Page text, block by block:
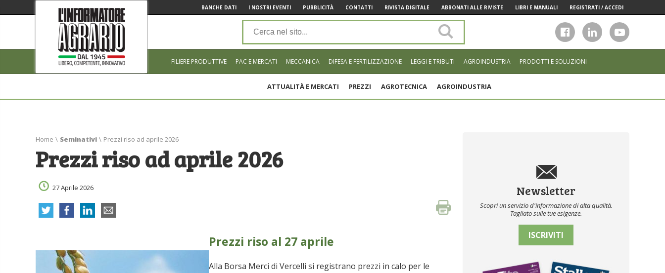
BANCHE DATI I NOSTRI EVENTI PUBBLICITÀ CONTATTI RIVISTA DIGITALE ABBONATI ALLE RIVISTE LIBRI E MANUALI REGISTRATI / ACCEDI
sito
FILIERE PRODUTTIVE PAC E MERCATI MECCANICA DIFESA E FERTILIZZAZIONE LEGGI E TRIBUTI AGROINDUSTRIA PRODOTTI E SOLUZIONI
ATTUALITÀ E MERCATI PREZZI AGROTECNICA AGROINDUSTRIA
Home \ Seminativi \ Prezzi riso ad aprile 2026
Prezzi riso ad aprile 2026
27 Aprile 2026
Prezzi riso al 27 aprile
Alla Borsa Merci di Vercelli si registrano prezzi in calo per le
Newsletter
Scopri un servizio d'informazione di alta qualità.
Tagliato sulle tue esigenze.
ISCRIVITI